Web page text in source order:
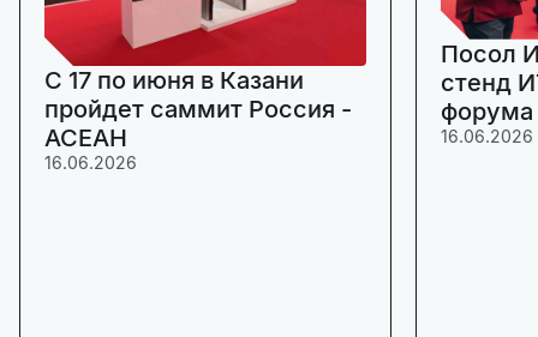
C 17 по июня в Казани
пройдет саммит Россия -
АСЕАН
16.06.2026
Посол
стенд
16.06.2026